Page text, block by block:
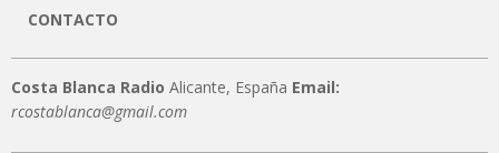
CONTACTO
Costa Blanca Radio Alicante, España Email:
rcostablanca@gmail.com